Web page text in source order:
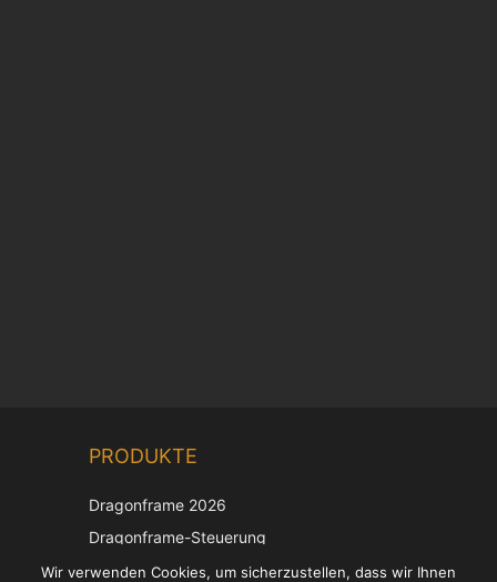
PRODUKTE
Dragonframe 2026
Dragonframe-Steuerung
DDMX-512
Wir verwenden Cookies, um sicherzustellen, dass wir Ihnen
French